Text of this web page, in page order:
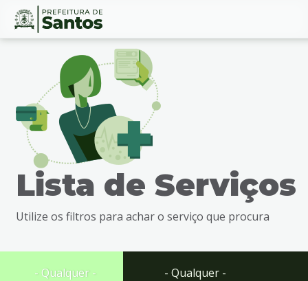
Ir
busca
Ir
Conteúdo
Lista de Serviços
Utilize os filtros para achar o serviço que procura
- Qualquer - - Qualquer -